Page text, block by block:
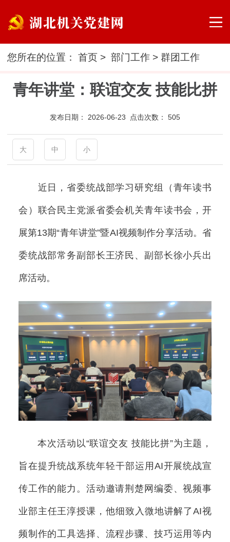
您所在的位置：首页 >部门工作 > 群团工作
青年讲堂：联谊交友 技能比拼
发布日期： 2026-06-23 点击次数： 505
大 中 小
近日，省委统战部学习研究组（青年读书
会）联合民主党派省委会机关青年读书会，开
展第13期“青年讲堂”暨AI视频制作分享活动。省
委统战部常务副部长王济民、副部长徐小兵出
席活动。
本次活动以“联谊交友 技能比拼”为主题，
旨在提升统战系统年轻干部运用AI开展统战宣
传工作的能力。活动邀请荆楚网编委、视频事
业部主任王淳授课，他细致入微地讲解了AI视
频制作的工具选择、流程步骤、技巧运用等内